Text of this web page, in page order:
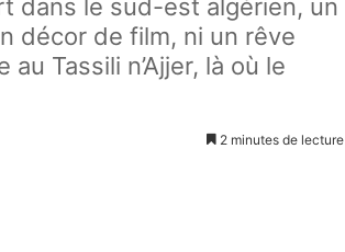
dans le sud-est algérien, un
décor de film, ni un rêve
Tassili n’Ajjer, là où le
2 minutes de lecture